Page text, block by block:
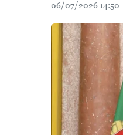
06/07/2026 14:50